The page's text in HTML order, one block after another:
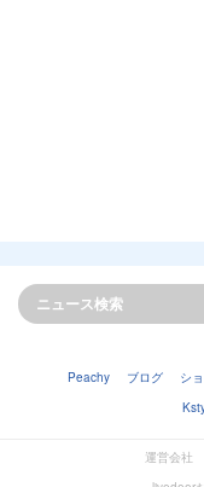
Peachy ブログ シ
運営会社